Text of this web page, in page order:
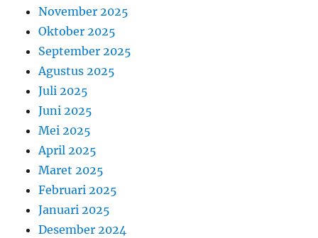
November 2025
Oktober 2025
September 2025
Agustus 2025
Juli 2025
Juni 2025
Mei 2025
April 2025
Maret 2025
Februari 2025
Januari 2025
Desember 2024